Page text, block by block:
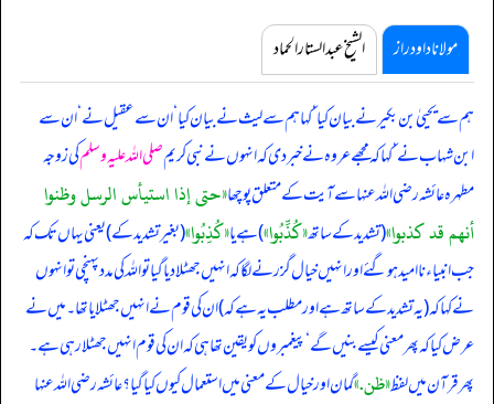
مولانا داود راز الشیخ عبدالستار الحماد
ہم سے یحییٰ بن بکیر نے بیان کیا ‘ کہا ہم سے لیث نے بیان کیا ‘ ان سے عقیل نے ‘ ان سے
ابن شہاب نے ‘ کہا کہمجھے عروہ نے خبر دی کہ انہوں نے نبی کریمصلی اللہ علیہ وسلمکی زوجہ
مطہرہ عائشہ رضی اللہ عنہا سے آیت کے متعلق پوچھا«حتى إذا استيأس الرسل وظنوا
أنهم قد كذبوا‏»(تشدید کے ساتھ«كُذِّبُوا») ہے یا«كُذِبُوا»(بغیر تشدید کے) یعنی یہاں تک کہ
جب انبیاء ناامید ہو گئے اور انہیں خیال گزرنے لگا کہ انہیں جھٹلا دیا گیا تو اللہ کی مدد پہنچی تو انہوں
نے کہا کہ (یہ تشدید کے ساتھ ہے اور مطلب یہ ہے کہ) ان کی قوم نے انہیں جھٹلایا تھا۔ میں نے
عرض کیا کہ پھر معنی کیسے بنیں گے ‘ پیغمبروں کو یقین تھا ہی کہ ان کی قوم انہیں جھٹلا رہی ہے۔
پھر قرآن میں لفظ«ظن‏.‏»گمان اور خیال کے معنی میں استعمال کیوں کیا گیا؟ عائشہ رضی اللہ عنہا